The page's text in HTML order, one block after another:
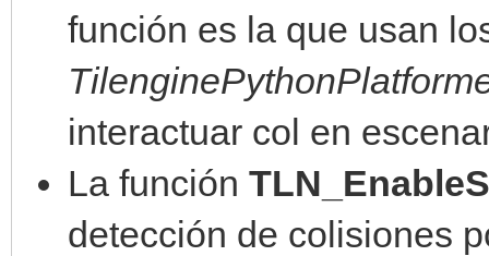
función es la que usan
interactuar col en
La función
detección de colisiones